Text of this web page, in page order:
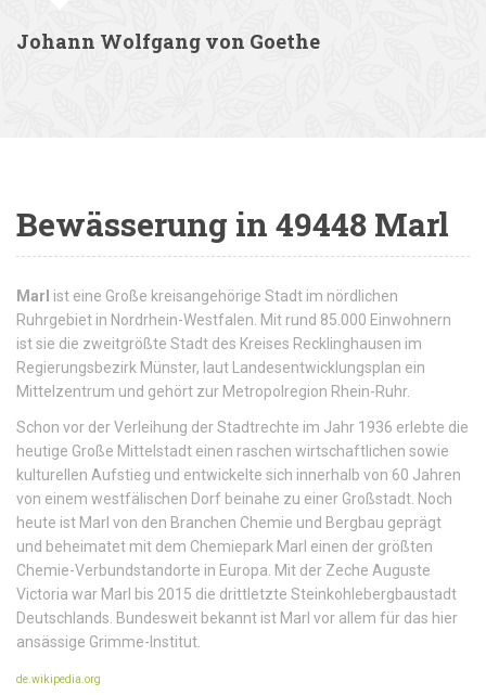
Johann Wolfgang von Goethe
Bewässerung in 49448 Marl
Marl ist eine Große kreisangehörige Stadt im nördlichen
Ruhrgebiet in Nordrhein-Westfalen. Mit rund 85.000 Einwohnern
ist sie die zweitgrößte Stadt des Kreises Recklinghausen im
Regierungsbezirk Münster, laut Landesentwicklungsplan ein
Mittelzentrum und gehört zur Metropolregion Rhein-Ruhr.
Schon vor der Verleihung der Stadtrechte im Jahr 1936 erlebte die
heutige Große Mittelstadt einen raschen wirtschaftlichen sowie
kulturellen Aufstieg und entwickelte sich innerhalb von 60 Jahren
von einem westfälischen Dorf beinahe zu einer Großstadt. Noch
heute ist Marl von den Branchen Chemie und Bergbau geprägt
und beheimatet mit dem Chemiepark Marl einen der größten
Chemie-Verbundstandorte in Europa. Mit der Zeche Auguste
Victoria war Marl bis 2015 die drittletzte Steinkohlebergbaustadt
Deutschlands. Bundesweit bekannt ist Marl vor allem für das hier
ansässige Grimme-Institut.
de.wikipedia.org